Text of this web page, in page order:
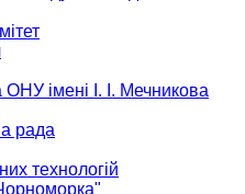
імені І. І. Мечникова
рада
технологій